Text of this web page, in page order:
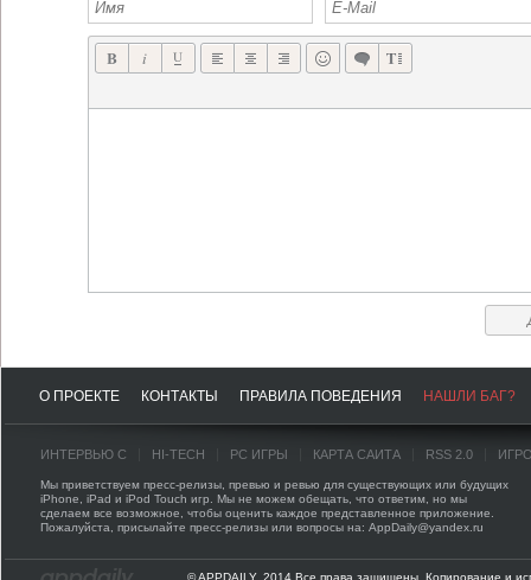
О ПРОЕКТЕ КОНТАКТЫ ПРАВИЛА ПОВЕДЕНИЯ НАШЛИ БАГ?
ИНТЕРВЬЮ С HI-TECH PC ИГРЫ КАРТА САЙТА RSS 2.0
Мы приветствуем пресс-релизы, превью и ревью для существующих или будущих
iPhone, iPad и iPod Touch игр. Мы не можем обещать, что ответим, но мы
сделаем все возможное, чтобы оценить каждое представленное приложение.
Пожалуйста, присылайте пресс-релизы или вопросы на: AppDaily@yandex.ru
© APPDAILY, 2014 Все права защищены. Копирование и